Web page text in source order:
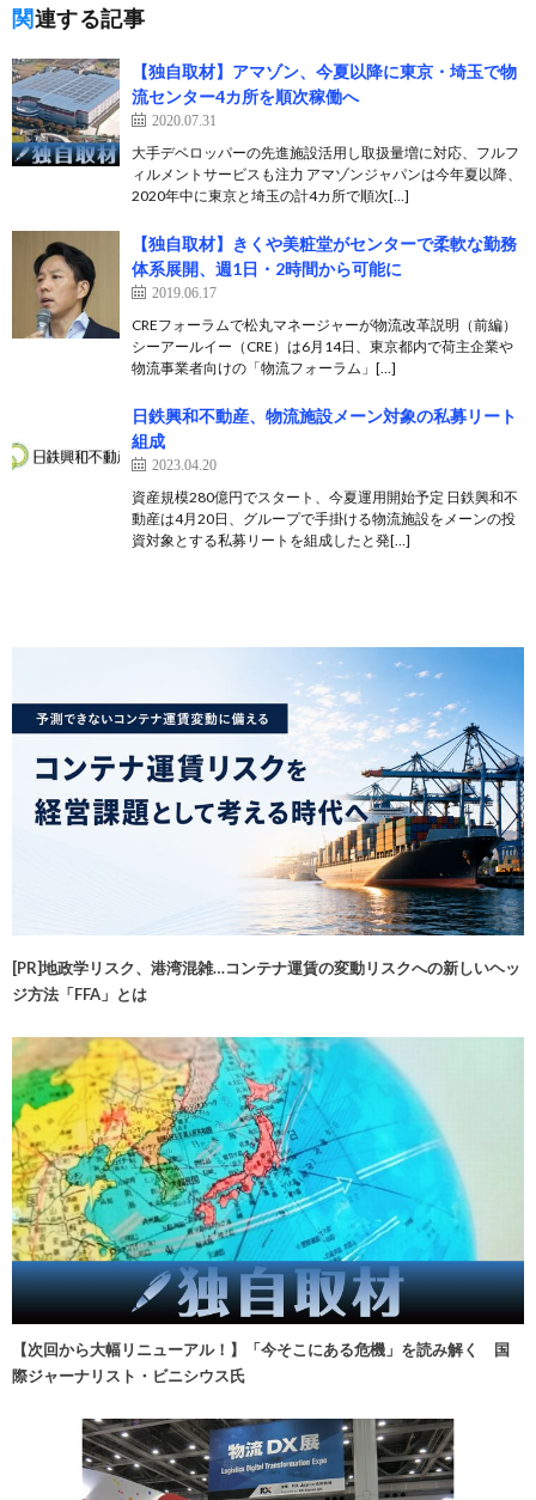
関連する記事
【独自取材】アマゾン、今夏以降に東京・埼玉で物
流センター4カ所を順次稼働へ
2020.07.31
大手デベロッパーの先進施設活用し取扱量増に対応、フルフ
ィルメントサービスも注力 アマゾンジャパンは今年夏以降、
2020年中に東京と埼玉の計4カ所で順次[…]
【独自取材】きくや美粧堂がセンターで柔軟な勤務
体系展開、週1日・2時間から可能に
2019.06.17
CREフォーラムで松丸マネージャーが物流改革説明（前編）
シーアールイー（CRE）は6月14日、東京都内で荷主企業や
物流事業者向けの「物流フォーラム」[…]
日鉄興和不動産、物流施設メーン対象の私募リート
組成
2023.04.20
資産規模280億円でスタート、今夏運用開始予定 日鉄興和不
動産は4月20日、グループで手掛ける物流施設をメーンの投
資対象とする私募リートを組成したと発[…]
[PR]地政学リスク、港湾混雑…コンテナ運賃の変動リスクへの新しいヘッ
ジ方法「FFA」とは
【次回から大幅リニューアル！】「今そこにある危機」を読み解く 国
際ジャーナリスト・ビニシウス氏